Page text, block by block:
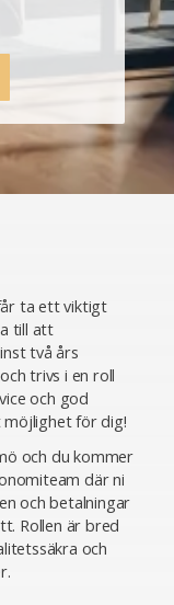
ta ett viktigt
till att
två års
trivs i en roll
och god
för dig!
och du kommer
där ni
och betalningar
Rollen är bred
och